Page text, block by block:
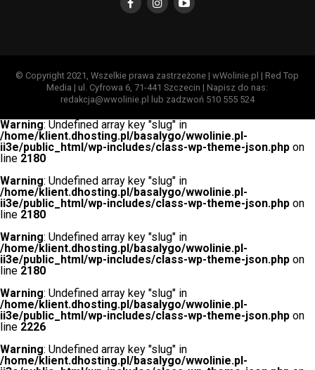
© Copyright 2021, Wszelkie prawa zastrzeżone | wWolinie.pl | Red Top
Media | ul. Cyfrowa 6, 71-441 Szczecin | Napisz do nas:
redakcja@wwolinie.pl lub zadzwoń 510 555 524
Warning: Undefined array key "slug" in
/home/klient.dhosting.pl/basalygo/wwolinie.pl-
ii3e/public_html/wp-includes/class-wp-theme-json.php on
line 2180
Warning: Undefined array key "slug" in
/home/klient.dhosting.pl/basalygo/wwolinie.pl-
ii3e/public_html/wp-includes/class-wp-theme-json.php on
line 2180
Warning: Undefined array key "slug" in
/home/klient.dhosting.pl/basalygo/wwolinie.pl-
ii3e/public_html/wp-includes/class-wp-theme-json.php on
line 2180
Warning: Undefined array key "slug" in
/home/klient.dhosting.pl/basalygo/wwolinie.pl-
ii3e/public_html/wp-includes/class-wp-theme-json.php on
line 2226
Warning: Undefined array key "slug" in
/home/klient.dhosting.pl/basalygo/wwolinie.pl-